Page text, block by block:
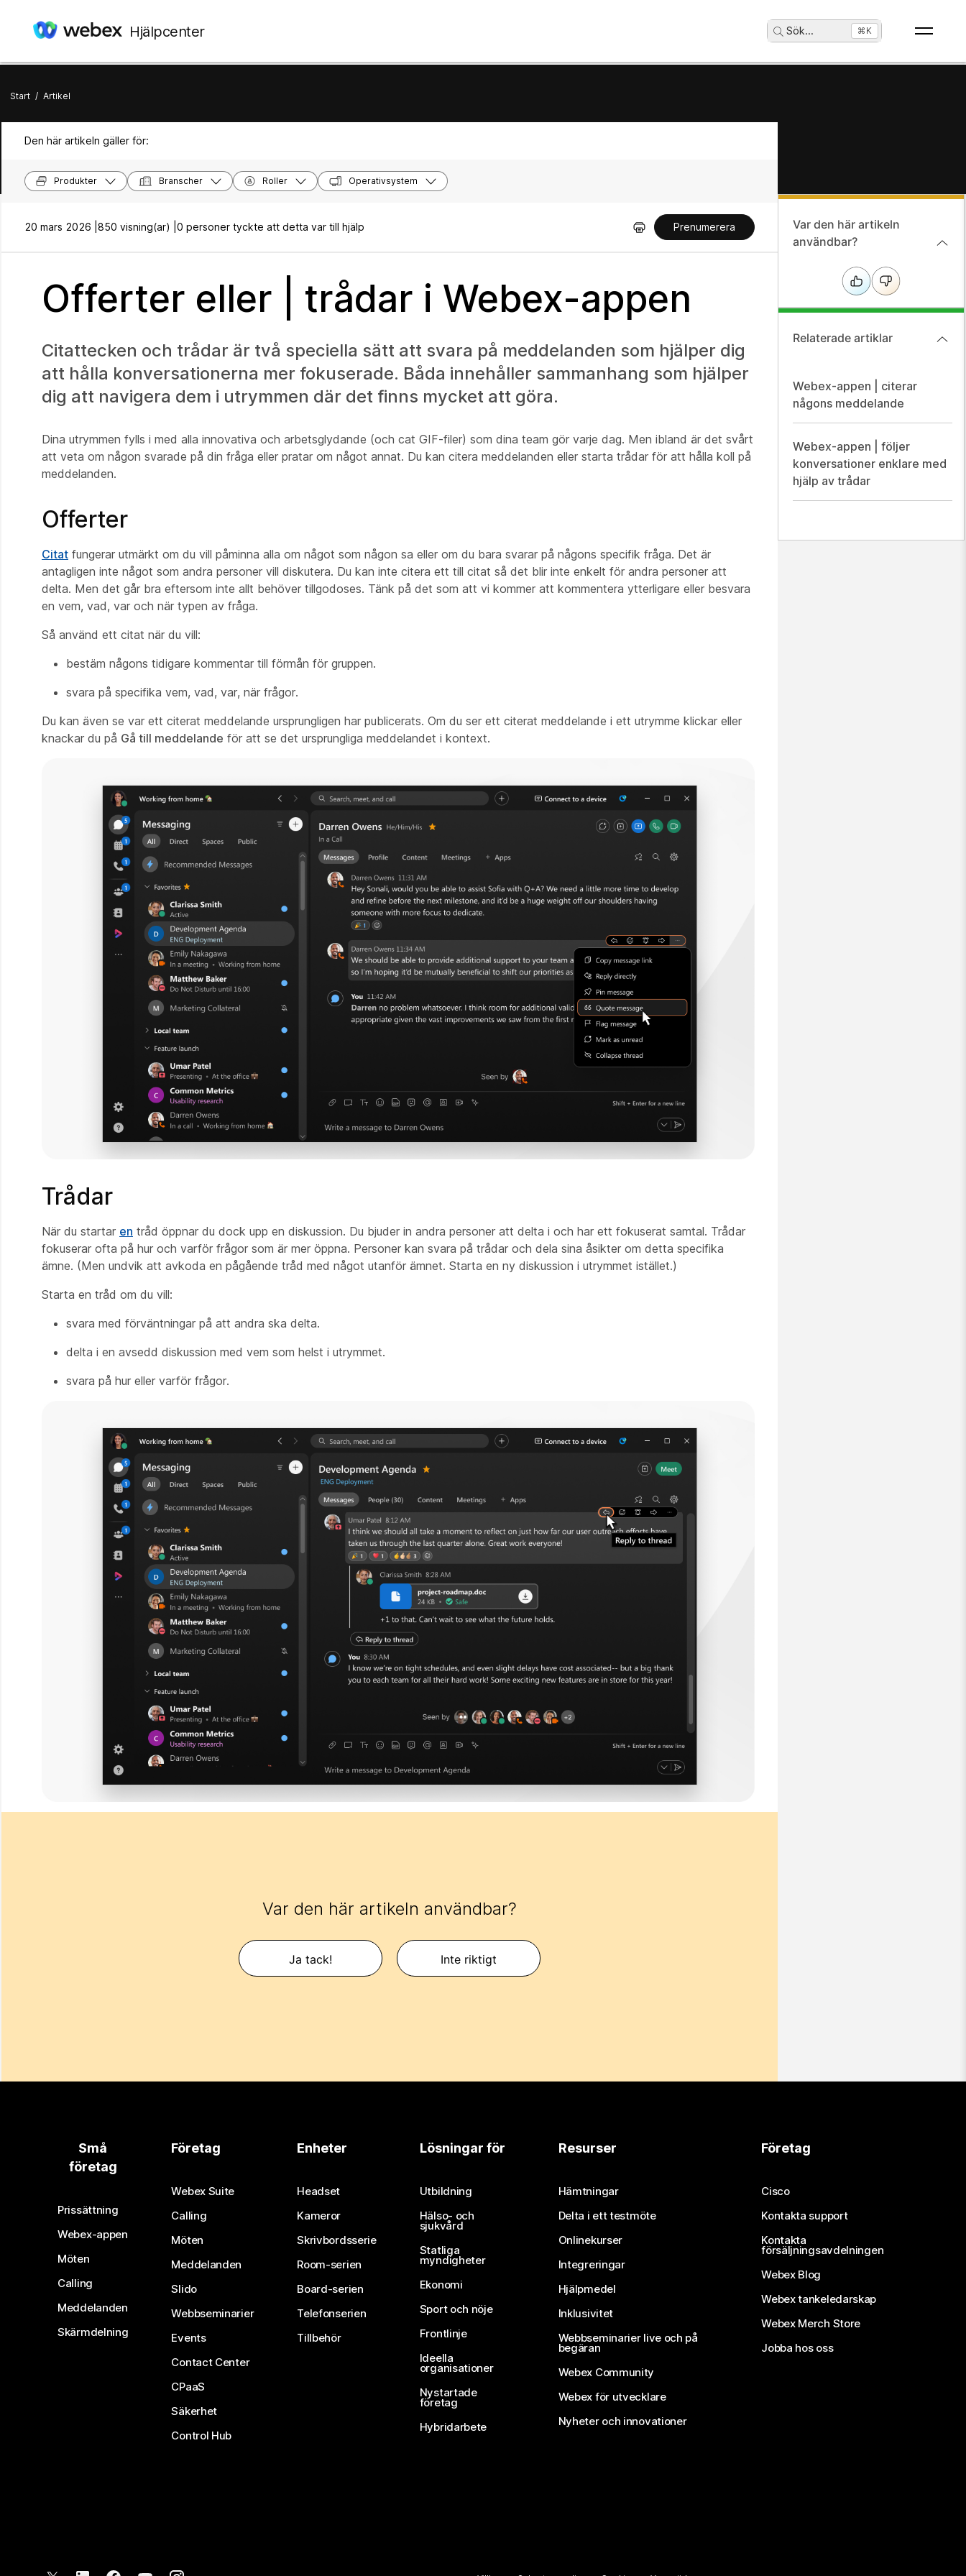
Hjälpcenter Sök... ⌘K
Start / Artikel
Den här artikeln gäller för:
Produkter Branscher Roller Operativsystem
20 mars 2026 | 850 visning(ar) | 0 personer tyckte att detta var till hjälp Prenumerera
Offerter eller | trådar i Webex-appen
Citattecken och trådar är två speciella sätt att svara på meddelanden som hjälper dig
att hålla konversationerna mer fokuserade. Båda innehåller sammanhang som hjälper
dig att navigera dem i utrymmen där det finns mycket att göra.
Dina utrymmen fylls i med alla innovativa och arbetsglydande (och cat GIF-filer) som dina team gör varje dag. Men ibland är det svårt
att veta om någon svarade på din fråga eller pratar om något annat. Du kan citera meddelanden eller starta trådar för att hålla koll på
meddelanden.
Offerter
Citat fungerar utmärkt om du vill påminna alla om något som någon sa eller om du bara svarar på någons specifik fråga. Det är
antagligen inte något som andra personer vill diskutera. Du kan inte citera ett till citat så det blir inte enkelt för andra personer att
delta. Men det går bra eftersom inte allt behöver tillgodoses. Tänk på det som att vi kommer att kommentera ytterligare eller besvara
en vem, vad, var och när typen av fråga.
Så använd ett citat när du vill:
bestäm någons tidigare kommentar till förmån för gruppen.
svara på specifika vem, vad, var, när frågor.
Du kan även se var ett citerat meddelande ursprungligen har publicerats. Om du ser ett citerat meddelande i ett utrymme klickar eller
knackar du på Gå till meddelande för att se det ursprungliga meddelandet i kontext.
Trådar
När du startar en tråd öppnar du dock upp en diskussion. Du bjuder in andra personer att delta i och har ett fokuserat samtal. Trådar
fokuserar ofta på hur och varför frågor som är mer öppna. Personer kan svara på trådar och dela sina åsikter om detta specifika
ämne. (Men undvik att avkoda en pågående tråd med något utanför ämnet. Starta en ny diskussion i utrymmet istället.)
Starta en tråd om du vill:
svara med förväntningar på att andra ska delta.
delta i en avsedd diskussion med vem som helst i utrymmet.
svara på hur eller varför frågor.
Var den här artikeln användbar?
Ja tack! Inte riktigt
Var den här artikeln
användbar?
Relaterade artiklar
Webex-appen | citerar
någons meddelande
Webex-appen | följer
konversationer enklare med
hjälp av trådar
Små
företag
Prissättning
Webex-appen
Möten
Calling
Meddelanden
Skärmdelning
Företag
Webex Suite
Calling
Möten
Meddelanden
Slido
Webbseminarier
Events
Contact Center
CPaaS
Säkerhet
Control Hub
Enheter
Headset
Kameror
Skrivbordsserie
Room-serien
Board-serien
Telefonserien
Tillbehör
Lösningar för
Utbildning
Hälso- och
sjukvård
Statliga
myndigheter
Ekonomi
Sport och nöje
Frontlinje
Ideella
organisationer
Nystartade
företag
Hybridarbete
Resurser
Hämtningar
Delta i ett testmöte
Onlinekurser
Integreringar
Hjälpmedel
Inklusivitet
Webbseminarier live och på
begäran
Webex Community
Webex för utvecklare
Nyheter och innovationer
Företag
Cisco
Kontakta support
Kontakta
försäljningsavdelningen
Webex Blog
Webex tankeledarskap
Webex Merch Store
Jobba hos oss